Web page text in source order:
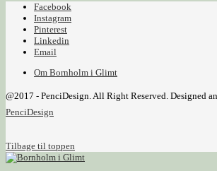
Facebook
Instagram
Pinterest
Linkedin
Email
Om Bornholm i Glimt
@2017 - PenciDesign. All Right Reserved. Designed
PenciDesign
Tilbage til toppen